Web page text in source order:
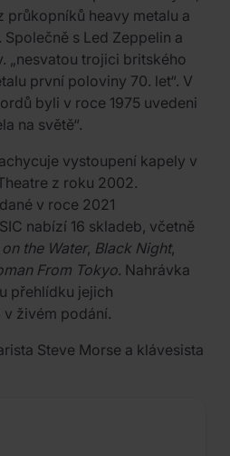
průkopníků heavy metalu a
s Led Zeppelin a
„nesvatou trojici britského
první poloviny 70. let“. V
byli v roce 1975 uvedeni
na světě“.
vystoupení kapely v
z roku 2002.
v roce 2021
nabízí 16 skladeb, včetně
the Water, Black Night,
From Tokyo. Nahrávka
přehlídku jejich
živém podání.
Steve Morse a klávesista